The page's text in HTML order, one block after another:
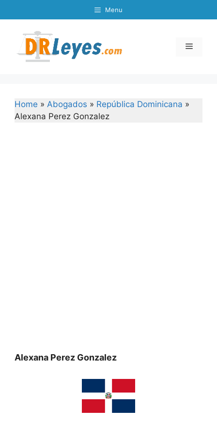
to
Menu
Menu
Home » Abogados » República Dominicana »
Alexana Perez Gonzalez
Alexana Perez Gonzalez